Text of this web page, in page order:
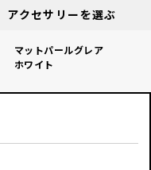
アクセサリーを選ぶ
マットパールグレア
ホワイト